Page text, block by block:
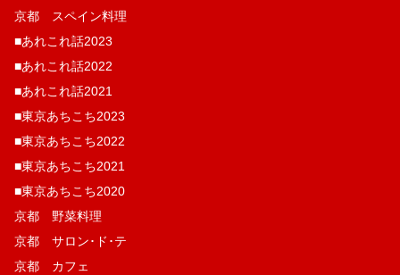
京都 スペイン料理
■あれこれ話2023
■あれこれ話2022
■あれこれ話2021
■東京あちこち2023
■東京あちこち2022
■東京あちこち2021
■東京あちこち2020
京都 野菜料理
京都 サロン･ド･テ
京都 カフェ